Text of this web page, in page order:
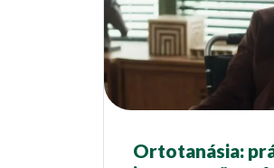
Ortotanásia: